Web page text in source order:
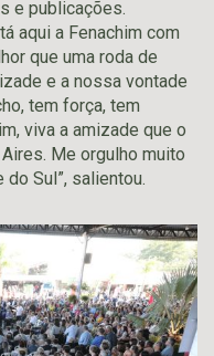
e publicações.
aqui a Fenachim com
que uma roda de
e a nossa vontade
tem força, tem
viva a amizade que o
Me orgulho muito
Sul”, salientou.